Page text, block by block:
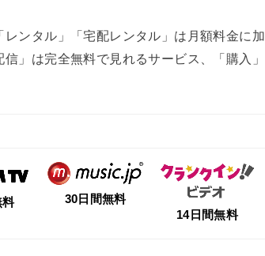
ンタル」「宅配レンタル」は月額料金に加
」は完全無料で見れるサービス、「購入」
料
30日間無料
14日間無料